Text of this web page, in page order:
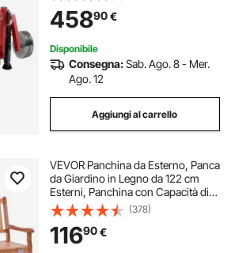
per Allenamento per Palestra
Domestica, Capacità 317,5 kg
45890€
Disponibile
Consegna:Sab. Ago. 8 - Mer.
Ago. 12
Aggiungi al carrello
VEVOR Panchina da Esterno, Panca
da Giardino in Legno da 122 cm
Esterni, Panchina con Capacità di
Carico 318 kg con Schienale
Braccioli, Panca da Patio per
Giardino, Parco, Cortile, Portico
Anteriore
(378)
11690€